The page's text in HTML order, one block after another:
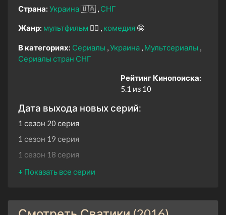
Страна: Украина🇺🇦 СНГ
Жанр: мультфильм 🧚‍♀️ комедия 🤪
В категориях: Сериалы Украина Мультсериалы
Сериалы стран СНГ
Рейтинг Кинопоиска:
5.1 из 10
Дата выхода новых серий:
1 сезон 20 серия
1 сезон 19 серия
1 сезон 18 серия
1 сезон 17 серия
1 сезон 15 серия